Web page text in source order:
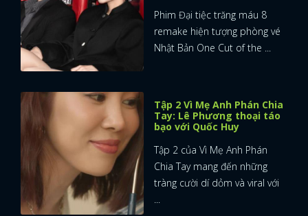
Phim Đại tiệc trăng máu 8
remake hiện tượng phòng vé
Nhật Bản One Cut of the ...
Tập 2 Vì Mẹ Anh Phán Chia
Tay: Lê Phương thoại táo
bạo với Quốc Huy
Tập 2 của Vì Mẹ Anh Phán
Chia Tay mang đến những
tràng cười dí dỏm và viral với
...